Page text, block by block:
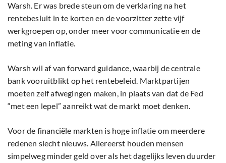
Warsh. Er was brede steun om de verklaring na het
rentebesluit in te korten en de voorzitter zette vijf
werkgroepen op, onder meer voor communicatie en de
meting van inflatie.
Warsh wil af van forward guidance, waarbij de centrale
bank vooruitblikt op het rentebeleid. Marktpartijen
moeten zelf afwegingen maken, in plaats van dat de Fed
“met een lepel” aanreikt wat de markt moet denken.
Voor de financiële markten is hoge inflatie om meerdere
redenen slecht nieuws. Allereerst houden mensen
simpelweg minder geld over als het dagelijks leven duurder